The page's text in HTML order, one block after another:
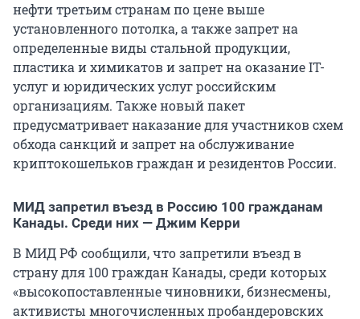
нефти третьим странам по цене выше
установленного потолка, а также запрет на
определенные виды стальной продукции,
пластика и химикатов и запрет на оказание IT-
услуг и юридических услуг российским
организациям. Также новый пакет
предусматривает наказание для участников схем
обхода санкций и запрет на обслуживание
криптокошельков граждан и резидентов России.
МИД запретил въезд в Россию 100 гражданам
Канады. Среди них — Джим Керри
В МИД РФ сообщили, что запретили въезд в
страну для 100 граждан Канады, среди которых
«высокопоставленные чиновники, бизнесмены,
активисты многочисленных пробандеровских